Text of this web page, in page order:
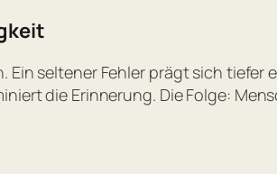
seltener Fehler prägt sich
die Erinnerung. Die Folge: